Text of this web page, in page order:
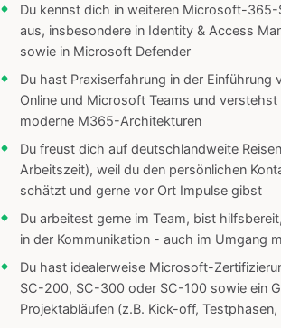
Du kennst dich in weiteren Microsoft-
aus, insbesondere in Identity & Access
sowie in Microsoft Defender
Du hast Praxiserfahrung in der Einführung
Online und Microsoft Teams und verstehst
moderne M365-Architekturen
Du freust dich auf deutschlandweite
Arbeitszeit), weil du den persönlichen
schätzt und gerne vor Ort Impulse gibst
Du arbeitest gerne im Team, bist
in der Kommunikation - auch im Umgang
Du hast idealerweise Microsoft-
SC-200, SC-300 oder SC-100 sowie ein
Projektabläufen (z.B. Kick-off,